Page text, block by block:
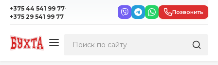
+375 44 541 99 77·
+375 29 541 99 77
Позвонить